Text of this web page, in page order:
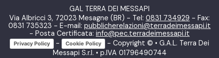
GAL TERRA DEI MESSAPI
Via Albricci 3, 72023 Mesagne (BR) - Tel: 0831 734929 - Fax:
0831 735323 - E-mail: pubblicherelazioni@terradeimessapi.it
- Posta Certificata: info@pec.terradeimessapi.it
Privacy Policy - Cookie Policy
- Copyright © • G.A.L. Terra Dei
Messapi S.r.l. • p.IVA 01796490744